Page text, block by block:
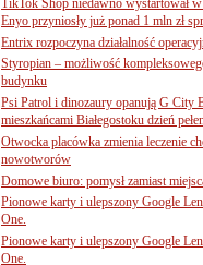
Enyo przyniosły już ponad 1 mln zł
Entrix rozpoczyna działalność
Styropian – możliwość
budynku
Psi Patrol i dinozaury opanują G City
mieszkańcami Białegostoku dzień
Otwocka placówka zmienia leczenie
nowotworów
Domowe biuro: pomysł zamiast
Pionowe karty i ulepszony Google
One.
Pionowe karty i ulepszony Google
One.